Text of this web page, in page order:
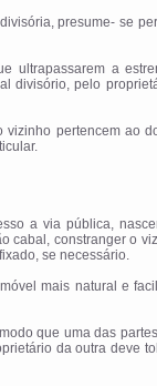
presume- se
ultrapassarem a
divisório, pelo
vizinho pertencem ao
a via pública,
cabal, constranger o
se necessário.
mais natural e
que uma das
da outra deve